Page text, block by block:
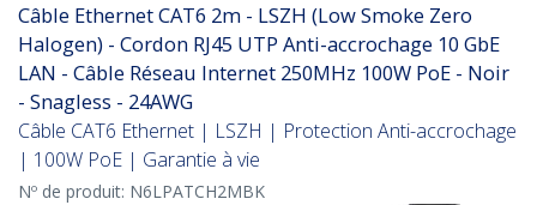
Câble Ethernet CAT6 2m - LSZH (Low Smoke Zero
Halogen) - Cordon RJ45 UTP Anti-accrochage 10 GbE
LAN - Câble Réseau Internet 250MHz 100W PoE - Noir
- Snagless - 24AWG
Câble CAT6 Ethernet | LSZH | Protection Anti-accrochage
| 100W PoE | Garantie à vie
Nº de produit: N6LPATCH2MBK